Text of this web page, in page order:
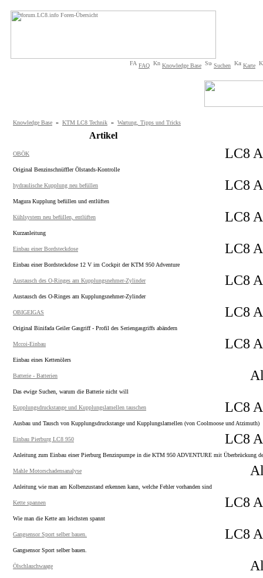
FAQ Knowledge Base Suchen Karte
Knowledge Base » KTM LC8 Technik » Wartung, Tipps und Tricks
Artikel
OBÖK LC8
Original Benzinschnüffler Ölstands-Kontrolle
hydraulische Kupplung neu befüllen LC8
Magura Kupplung befüllen und entlüften
Kühlsystem neu befüllen, entlüften LC8
Kurzanleitung
Einbau einer Bordsteckdose LC8
Einbau einer Bordsteckdose 12 V im Cockpit der KTM 950 Adventure
Austausch des O-Ringes am Kupplungsnehmer-Zylinder LC8
Austausch des O-Ringes am Kupplungsnehmer-Zylinder
OBIGEIGAS LC8
Original Binifada Geiler Gasgriff - Profil des Seriengasgriffs abändern
Mccoi-Einbau LC8
Einbau eines Kettenölers
Batterie - Batterien
Das ewige Suchen, warum die Batterie nicht will
Kupplungsdruckstange und Kupplungslamellen tauschen LC8
Ausbau und Tausch von Kupplungsdruckstange und Kupplungslamellen (von Coolmoose und Atzimuth)
Einbau Pierburg LC8 950 LC8
Anleitung zum Einbau einer Pierburg Benzinpumpe in die KTM 950 ADVENTURE mit Überbrückung
Mahle Motorschadensanalyse
Anleitung wie man am Kolbenzustand erkennen kann, welche Fehler vorhanden sind
Kette spannen LC8
Wie man die Kette am leichsten spannt
Gangsensor Sport selber bauen. LC8
Gangsensor Sport selber bauen.
Ölschlauchwaage